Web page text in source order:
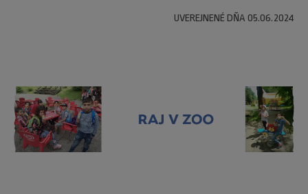
UVEREJNENÉ DŇA 05.06.2024